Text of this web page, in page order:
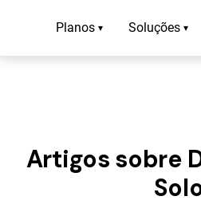
Planos ▾ Soluções ▾
Artigos sobre